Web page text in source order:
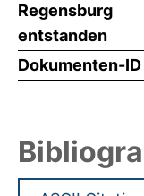
Regensburg
entstanden
Dokumenten-ID